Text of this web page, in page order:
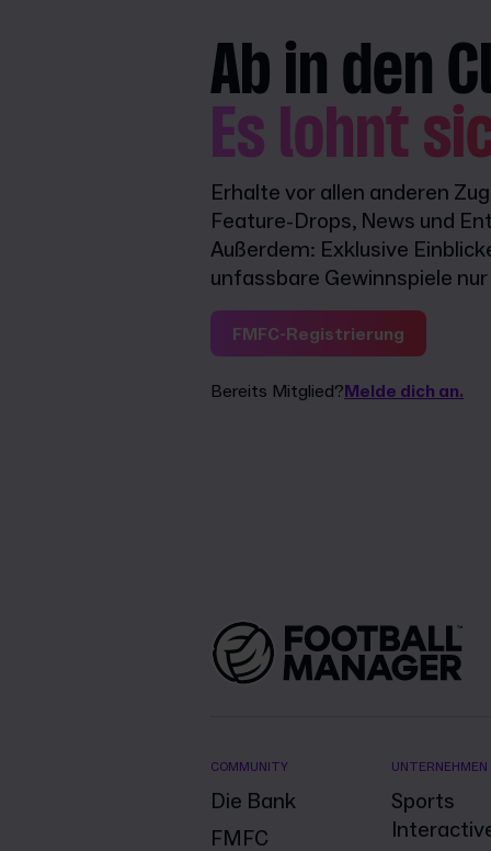
Ab in den
Es lohnt
Erhalte vor allen anderen
Feature-Drops, News und
Außerdem: Exklusive
unfassbare Gewinnspiele
FMFC-Registrierung
Bereits Mitglied?Melde dich an.
COMMUNITY
Die Bank
FMFC
UNTERNEHMEN
Sports